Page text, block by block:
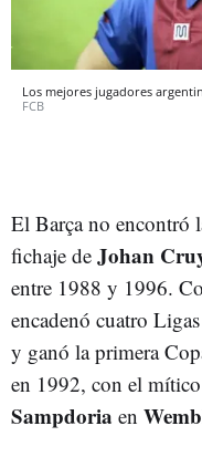
Los mejores jugadores
FCB
El Barça no encontró
fichaje de Johan
entre 1988 y 1996.
encadenó cuatro
y ganó la primera
en 1992, con el
Sampdoria en